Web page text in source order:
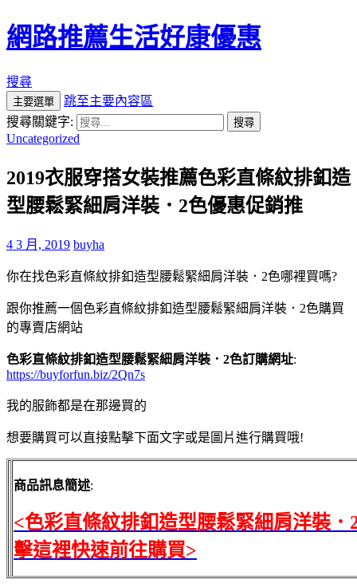
網路推薦生活好康優惠
搜尋
主要選單
跳至主要內容區
搜尋關鍵字:
Uncategorized
2019衣服穿搭女裝推薦色彩直條紋排釦造
型腰鬆緊細肩洋裝．2色優惠促銷推
4 3 月, 2019 buyha
你在找色彩直條紋排釦造型腰鬆緊細肩洋裝．2色哪裡買嗎?
跟你推薦一個色彩直條紋排釦造型腰鬆緊細肩洋裝．2色購買
的專賣店網站
色彩直條紋排釦造型腰鬆緊細肩洋裝．2色訂購網址:
https://buyforfun.biz/2Qn7s
我的服飾都是在那邊買的
想要購買可以直接點擊下面文字或是圖片進行購買哦!
商品訊息簡述:
<色彩直條紋排釦造型腰鬆緊細肩洋裝．
擊這裡快速前往購買>